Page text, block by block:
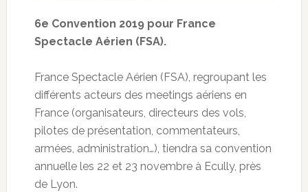
6e Convention 2019 pour France
Spectacle Aérien (FSA).
France Spectacle Aérien (FSA), regroupant les
différents acteurs des meetings aériens en
France (organisateurs, directeurs des vols,
pilotes de présentation, commentateurs,
armées, administration…), tiendra sa convention
annuelle les 22 et 23 novembre à Ecully, près
de Lyon.